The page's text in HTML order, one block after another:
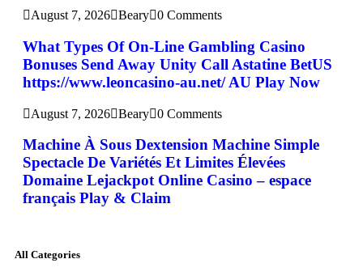
August 7, 2026 Beary 0 Comments
What Types Of On-Line Gambling Casino
Bonuses Send Away Unity Call Astatine BetUS
https://www.leoncasino-au.net/ AU Play Now
August 7, 2026 Beary 0 Comments
Machine À Sous Dextension Machine Simple
Spectacle De Variétés Et Limites Élevées
Domaine Lejackpot Online Casino – espace
français Play & Claim
All Categories